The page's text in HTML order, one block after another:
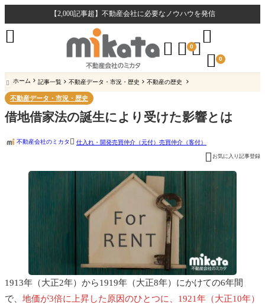
【2,000記事超】不動産会社に必要なノウハウを発信
  0

 0

 ホーム 記事一覧 不動産データ・市況・歴史 不動産の歴史
不動産データ・市況・歴史
借地借家法の誕生により受けた影響とは
不動産会社のミカタ 仕入れ・開発売買仲介（元付） 売買仲介（客付）
 お気に入り記事登録
1913年（大正2年）から1919年（大正8年）にかけての6年間
で、 地価が3倍に上昇した原因のひとつに、1921年（大正10年）